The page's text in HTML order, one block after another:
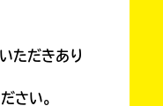
ただきあり
さい。